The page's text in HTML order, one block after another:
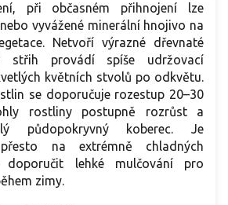
při občasném přihnojení lze
vyvážené minerální hnojivo na
Netvoří výrazné dřevnaté
provádí spíše udržovací
květních stvolů po odkvětu.
se doporučuje rozestup 20–30
rostliny postupně rozrůst a
půdopokryvný koberec. Je
na extrémně chladných
doporučit lehké mulčování pro
zimy.